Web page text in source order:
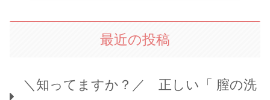
最近の投稿
＼知ってますか？／ 正しい「 膣の洗